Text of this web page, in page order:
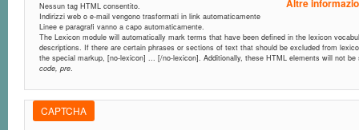
Altre
Nessun tag HTML consentito.
Indirizzi web o e-mail vengono trasformati in link automaticamente
Linee e paragrafi vanno a capo automaticamente.
The Lexicon module will automatically mark terms that have been defined in the lexicon
descriptions. If there are certain phrases or sections of text that should be excluded from
the special markup, [no-lexicon] ... [/no-lexicon]. Additionally, these HTML elements will not
code, pre.
CAPTCHA